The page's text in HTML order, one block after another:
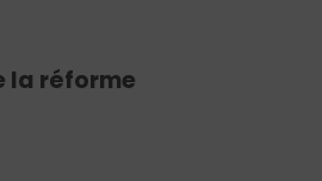
la réforme